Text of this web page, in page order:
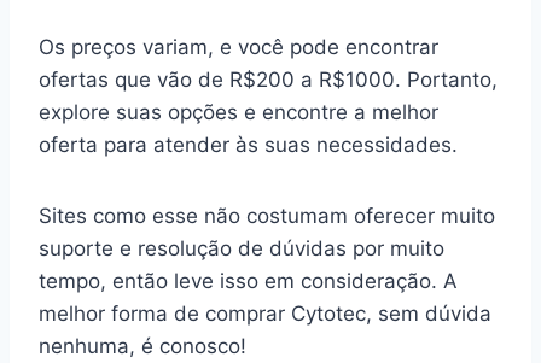
Os preços variam, e você pode encontrar
ofertas que vão de R$200 a R$1000. Portanto,
explore suas opções e encontre a melhor
oferta para atender às suas necessidades.
Sites como esse não costumam oferecer muito
suporte e resolução de dúvidas por muito
tempo, então leve isso em consideração. A
melhor forma de comprar Cytotec, sem dúvida
nenhuma, é conosco!